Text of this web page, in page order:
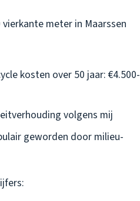
meter in Maarssen
kosten over 50 jaar: €4.500-
volgens mij
geworden door milieu-